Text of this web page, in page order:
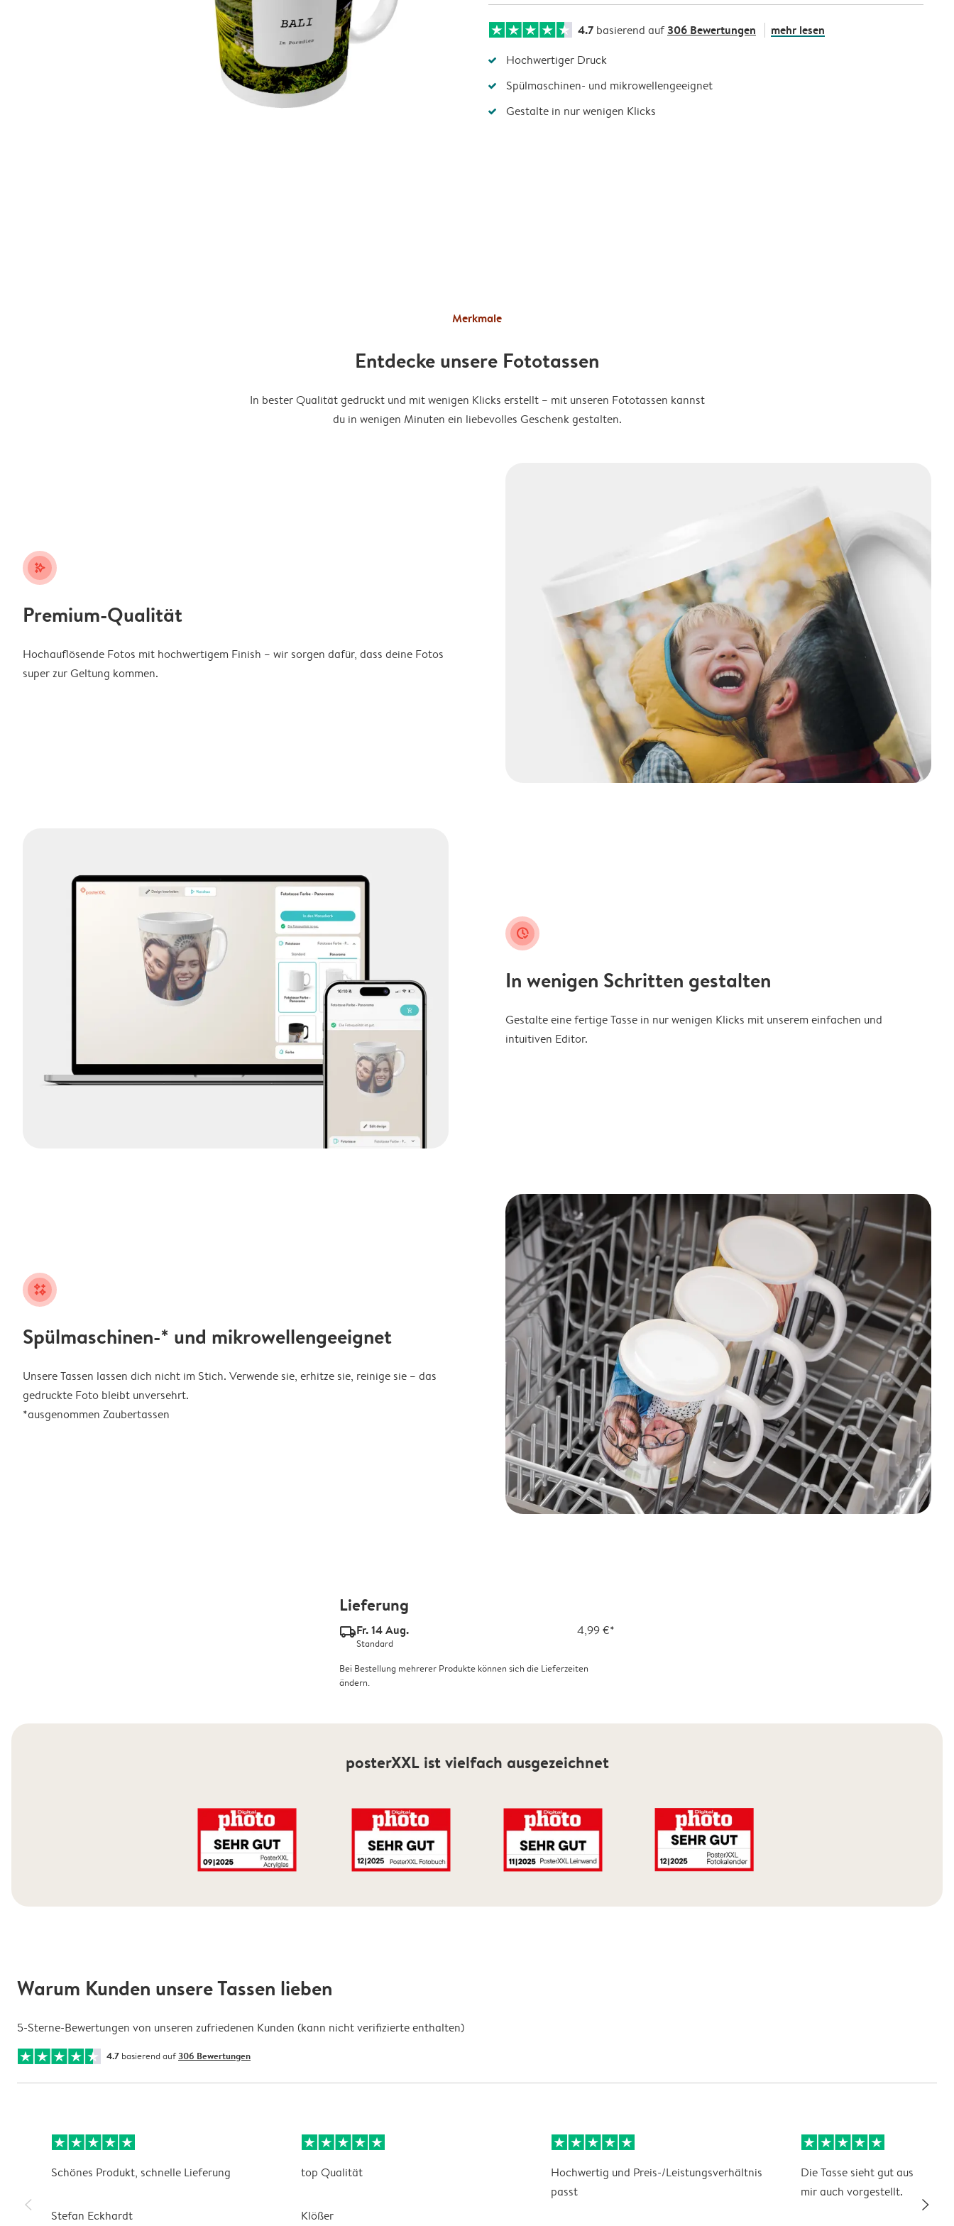
4.7 basierend auf306 Bewertungen mehr lesen
Hochwertiger Druck
Spülmaschinen- und mikrowellengeeignet
Gestalte in nur wenigen Klicks
Merkmale
Entdecke unsere Fototassen
In bester Qualität gedruckt und mit wenigen Klicks erstellt – mit unseren Fototassen kannst
du in wenigen Minuten ein liebevolles Geschenk gestalten.
stars_plus
Premium-Qualität
Hochauflösende Fotos mit hochwertigem Finish – wir sorgen dafür, dass deine Fotos
super zur Geltung kommen.
clock_check
In wenigen Schritten gestalten
Gestalte eine fertige Tasse in nur wenigen Klicks mit unserem einfachen und
intuitiven Editor.
night
Spülmaschinen-* und mikrowellengeeignet
Unsere Tassen lassen dich nicht im Stich. Verwende sie, erhitze sie, reinige sie – das
gedruckte Foto bleibt unversehrt.
*ausgenommen Zaubertassen
Lieferung
delivery_standard_v2Fr. 14 Aug. 4,99 €*
Standard
Bei Bestellung mehrerer Produkte können sich die Lieferzeiten
ändern.
posterXXL ist vielfach ausgezeichnet
Warum Kunden unsere Tassen lieben
5-Sterne-Bewertungen von unseren zufriedenen Kunden (kann nicht verifizierte enthalten)
4.7 basierend auf306 Bewertungen
slim_arrow_left
Schönes Produkt, schnelle Lieferung
Stefan Eckhardt
top Qualität
Klößer
Hochwertig und Preis-/Leistungsverhältnis
passt
Die Tasse sieht gut aus und so
mir auch vorgestellt.
slim_arrow_right